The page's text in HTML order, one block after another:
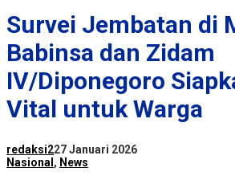
Survei Jembatan di
Babinsa dan Zidam
IV/Diponegoro
Vital untuk Warga
redaksi227 Januari 2026
Nasional , News